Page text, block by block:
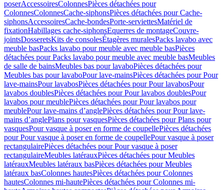
poserAccessoiresColonnesPièces détachées pour
ColonnesColonnesCache-siphonsPièces détachées pour Cache-
siphonsAccessoiresCache-bondesPorte-serviettesMatériel de
fixationHabillages cache-siphonsEquerres de montageCouvre-
jointsDosseretsKits de consolesÉtagères muralesPacks lavabo avec
meuble basPacks lavabo pour meuble avec meuble basPièces
détachées pour Packs lavabo pour meuble avec meuble basMeubles
de salle de bainsMeubles bas pour lavaboPièces détachées pour
Meubles bas pour lavaboPour lave-mainsPièces détachées pour Pour
lave-mainsPour lavabosPièces détachées pour Pour lavabosPour
lavabos doublesPièces détachées pour Pour lavabos doublesPour
lavabos pour meublePièces détachées pour Pour lavabos pour
meublePour lave-mains d’anglePièces détachées pour Pour lave-
mains d’anglePlans pour vasquesPièces détachées pour Plans pour
vasquesPour vasque à poser en forme de coupellePièces détachées
pour Pour vasque à poser en forme de coupellePour vasque à poser
rectangulairePièces détachées pour Pour vasque à poser
rectangulaireMeubles latérauxPièces détachées pour Meubles
latérauxMeubles latéraux basPièces détachées pour Meubles
latéraux basColonnes hautesPièces détachées pour Colonnes
hautesColonnes mi-hautePièces détachées pour Colonnes mi-